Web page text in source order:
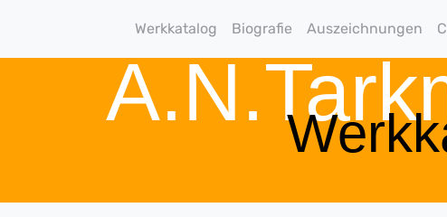
Werkkatalog Biografie Auszeichnungen